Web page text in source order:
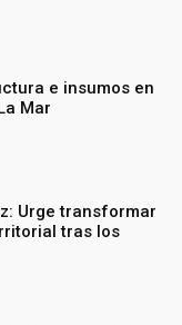
e insumos en
Mar
Urge transformar
tras los